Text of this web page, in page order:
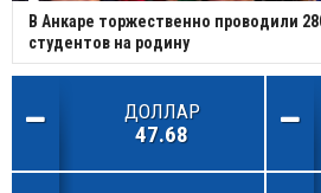
В Анкаре торжественно проводили
студентов на родину
ДОЛЛАР
47.68